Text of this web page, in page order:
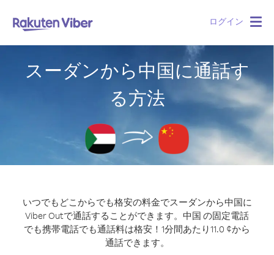
ログイン
スーダンから中国に通話す
る方法
いつでもどこからでも格安の料金でスーダンから中国に
Viber Outで通話することができます。 中国 の固定電話
でも携帯電話でも通話料は格安！1分間あたり11.0 ¢から
通話できます。